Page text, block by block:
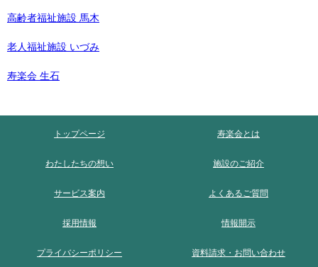
高齢者福祉施設 馬木
老人福祉施設 いづみ
寿楽会 生石
トップページ 寿楽会とは
わたしたちの想い 施設のご紹介
サービス案内 よくあるご質問
採用情報 情報開示
プライバシーポリシー 資料請求・お問い合わせ